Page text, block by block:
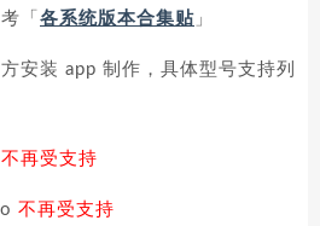
「 各系统版本合集贴 」
安装 app 制作，具体型号支持列
不再受支持
不再受支持